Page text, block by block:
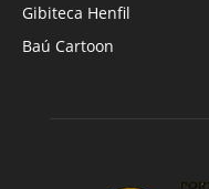
Gibiteca Henfil
Baú Cartoon